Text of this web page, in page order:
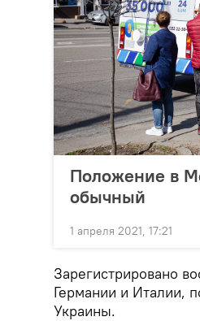
Положение в
обычный
1 апреля 2021, 17:21
Зарегистрировано
Германии и Италии,
Украины.